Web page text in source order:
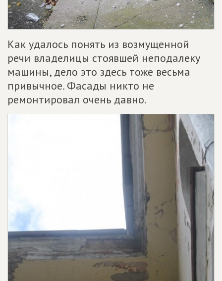
Как удалось понять из возмущенной
речи владелицы стоявшей неподалеку
машины, дело это здесь тоже весьма
привычное. Фасады никто не
ремонтировал очень давно.